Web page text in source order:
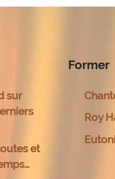
sur
et
Former
Roy